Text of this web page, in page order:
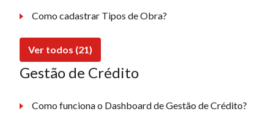
Como cadastrar Tipos de Obra?
Ver todos (21)
Gestão de Crédito
Como funciona o Dashboard de Gestão de Crédito?